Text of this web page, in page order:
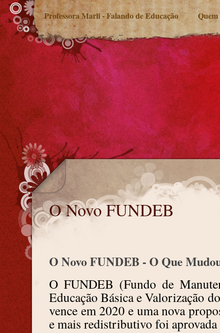
Professora Marli - Falando de Educação Quem
O Novo FUNDEB
O Novo FUNDEB
O Novo FUNDEB - O Que
O FUNDEB (Fundo de
Educação Básica e Valorização
vence em 2020 e uma nova
e mais redistributivo foi